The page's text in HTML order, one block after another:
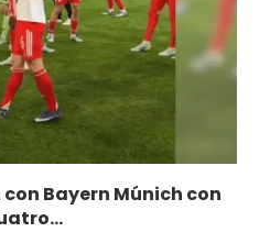
Bayern Múnich con